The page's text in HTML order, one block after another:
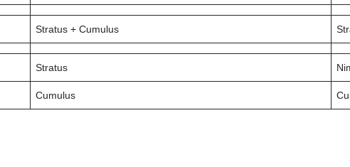
Stratus + Cumulus
Stratus
Cumulus